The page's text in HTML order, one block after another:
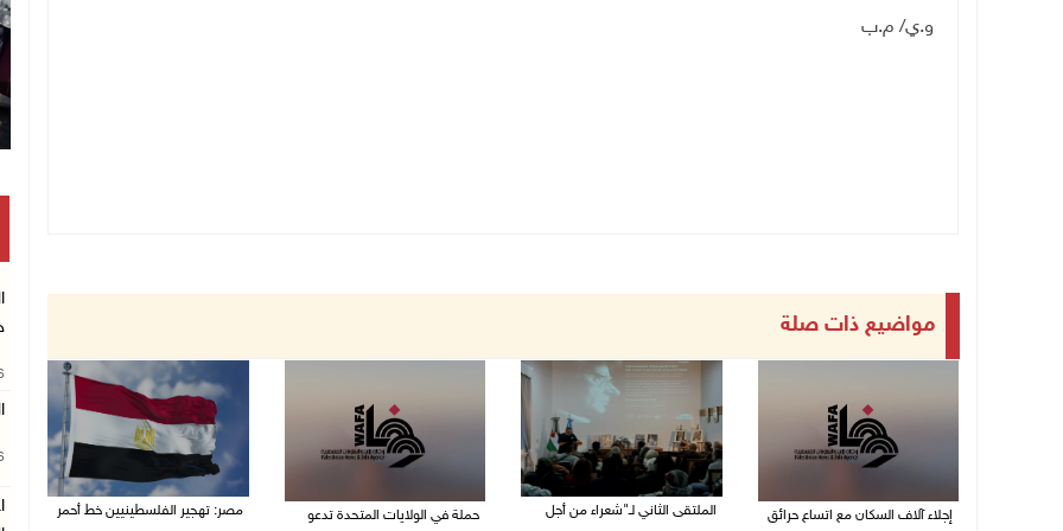
و.ي/ م.ب
مواضيع ذات صلة
إجلاء آلاف السكان مع اتساع حرائق
الملتقى الثاني لـ"شعراء من أجل
حملة في الولايات المتحدة تدعو
مصر: تهجير الفلسطينيين خط أحمر